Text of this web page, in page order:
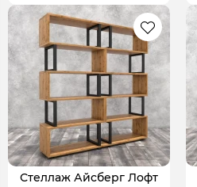
Стеллаж Айсберг Лофт